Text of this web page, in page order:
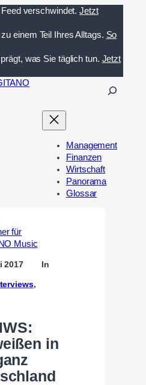
verschwindet. Jetzt
einem Teil Ihres Alltags. So
was Sie täglich tun. Jetzt
n
Management
Finanzen
Wirtschaft
Panorama
Glossar
2017 In
in